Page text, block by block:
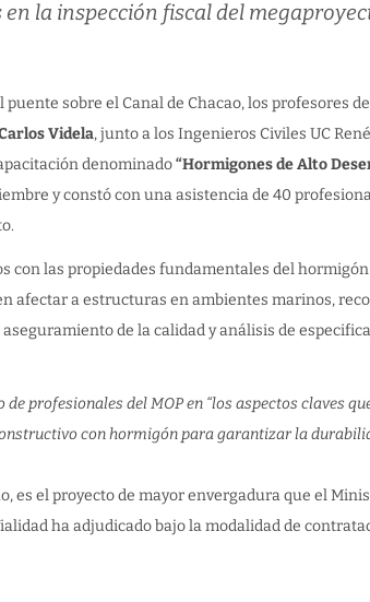
la inspección fiscal del
sobre el Canal de Chacao, los profesores
Videla, junto a los Ingenieros Civiles UC
denominado“Hormigones de Alto
y constó con una asistencia de 40
con las propiedades fundamentales del
afectar a estructuras en ambientes marinos,
de la calidad y análisis de
profesionales del MOP en “los aspectos claves
con hormigón para garantizar la
es el proyecto de mayor envergadura que el
ha adjudicado bajo la modalidad de